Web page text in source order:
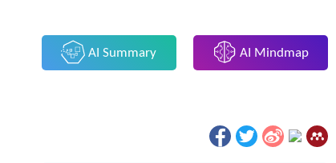
AI Summary AI Mindmap